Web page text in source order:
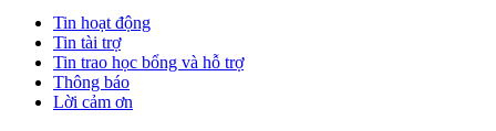
Tin hoạt động
Tin tài trợ
Tin trao học bổng và hỗ trợ
Thông báo
Lời cảm ơn